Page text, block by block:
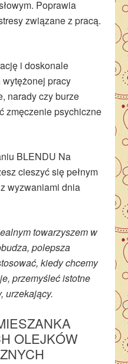
Poprawia
związane z pracą.
i doskonale
pracy
narady czy burze
zmęczenie psychiczne
BLENDU Na
cieszyć się pełnym
wyzwaniami dnia
towarzyszem w
polepsza
kiedy chcemy
przemyśleć istotne
urzekający.
OLEJKÓW